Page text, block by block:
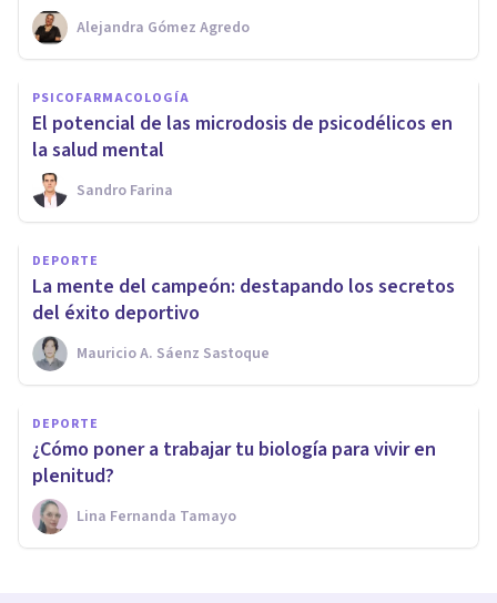
Alejandra Gómez Agredo
PSICOFARMACOLOGÍA
El potencial de las microdosis de psicodélicos en
la salud mental
Sandro Farina
DEPORTE
La mente del campeón: destapando los secretos
del éxito deportivo
Mauricio A. Sáenz Sastoque
DEPORTE
¿Cómo poner a trabajar tu biología para vivir en
plenitud?
Lina Fernanda Tamayo